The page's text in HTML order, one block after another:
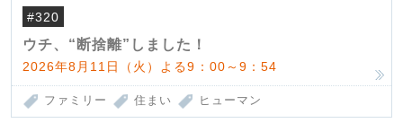
#320
ウチ、“断捨離”しました！
2026年8月11日（火）よる9：00～9：54
ファミリー 住まい ヒューマン